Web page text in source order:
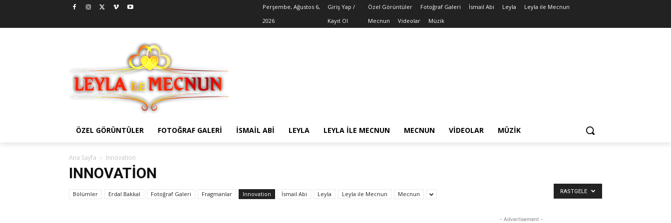
Perşembe, Ağustos 6,
2026
Giriş Yap /
Kayıt Ol
Özel Görüntüler Fotoğraf Galeri İsmail Abi Leyla
Leyla ile Mecnun
Mecnun
Videolar Müzik
ÖZEL GÖRÜNTÜLER FOTOĞRAF GALERI İSMAIL ABI LEYLA LEYLA ILE MECNUN MECNUN VIDEOLAR MÜZIK
Ana Sayfa Innovation
INNOVATION
Bölümler Erdal Bakkal Fotoğraf Galeri Fragmanlar Innovation İsmail Abi Leyla Leyla ile Mecnun Mecnun RASTGELE
- Advertisement -